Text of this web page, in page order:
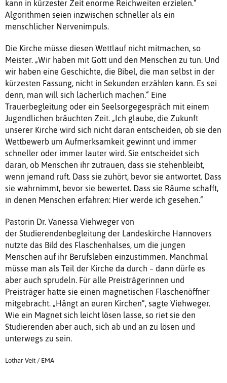
kann in kürzester Zeit enorme Reichweiten erzielen.“
Algorithmen seien inzwischen schneller als ein
menschlicher Nervenimpuls.
Die Kirche müsse diesen Wettlauf nicht mitmachen, so
Meister. „Wir haben mit Gott und den Menschen zu tun. Und
wir haben eine Geschichte, die Bibel, die man selbst in der
kürzesten Fassung, nicht in Sekunden erzählen kann. Es sei
denn, man will sich lächerlich machen.“ Eine
Trauerbegleitung oder ein Seelsorgegespräch mit einem
Jugendlichen bräuchten Zeit. „Ich glaube, die Zukunft
unserer Kirche wird sich nicht daran entscheiden, ob sie den
Wettbewerb um Aufmerksamkeit gewinnt und immer
schneller oder immer lauter wird. Sie entscheidet sich
daran, ob Menschen ihr zutrauen, dass sie stehenbleibt,
wenn jemand ruft. Dass sie zuhört, bevor sie antwortet. Dass
sie wahrnimmt, bevor sie bewertet. Dass sie Räume schafft,
in denen Menschen erfahren: Hier werde ich gesehen.“
Pastorin Dr. Vanessa Viehweger von
der Studierendenbegleitung der Landeskirche Hannovers
nutzte das Bild des Flaschenhalses, um die jungen
Menschen auf ihr Berufsleben einzustimmen. Manchmal
müsse man als Teil der Kirche da durch – dann dürfe es
aber auch sprudeln. Für alle Preisträgerinnen und
Preisträger hatte sie einen magnetischen Flaschenöffner
mitgebracht. „Hängt an euren Kirchen“, sagte Viehweger.
Wie ein Magnet sich leicht lösen lasse, so riet sie den
Studierenden aber auch, sich ab und an zu lösen und
unterwegs zu sein.
Lothar Veit / EMA